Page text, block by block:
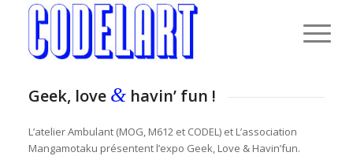
Geek, love &havin’ fun !
L’atelier Ambulant (MOG, M612 et CODEL) et L’association
Mangamotaku présentent l’expo Geek, Love & Havin’fun.